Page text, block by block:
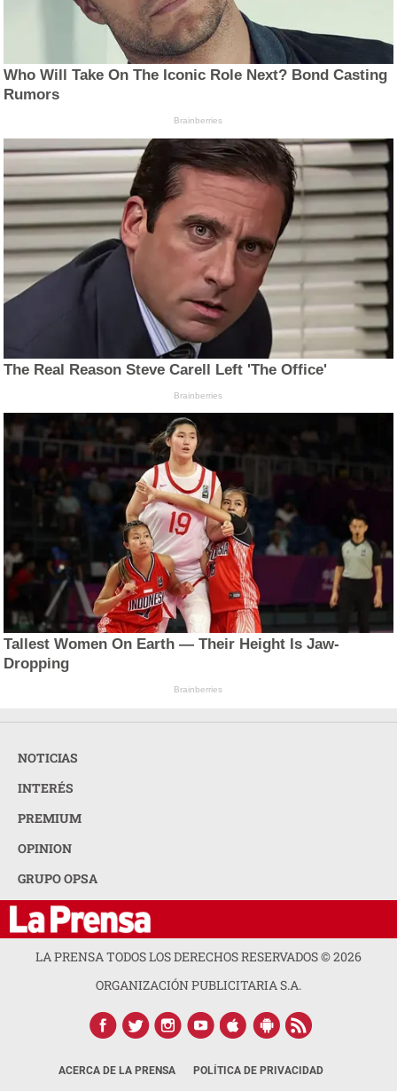
Who Will Take On The Iconic Role Next? Bond Casting
Rumors
Brainberries
The Real Reason Steve Carell Left 'The Office'
Brainberries
Tallest Women On Earth — Their Height Is Jaw-
Dropping
Brainberries
NOTICIAS
INTERÉS
PREMIUM
OPINION
GRUPO OPSA
LA PRENSA TODOS LOS DERECHOS RESERVADOS ©2026
ORGANIZACIÓN PUBLICITARIA S.A.
ACERCA DE LA PRENSA POLÍTICA DE PRIVACIDAD